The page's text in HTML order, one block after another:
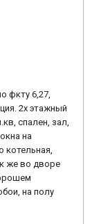
фкту 6,27,
2х этажный
спален, зал,
на
котельная,
же во дворе
на полу